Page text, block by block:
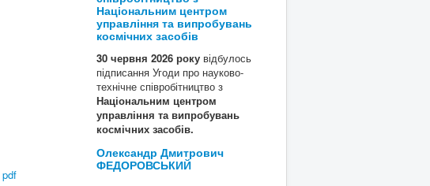
pdf
Національним центром
управління та випробувань
космічних засобів
30 червня 2026 року відбулось
підписання Угоди про науково-
технічне співробітництво з
Національним центром
управління та випробувань
космічних засобів.
Олександр Дмитрович
ФЕДОРОВСЬКИЙ